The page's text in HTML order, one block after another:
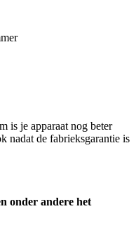
is je apparaat nog beter
nadat de fabrieksgarantie is
onder andere het